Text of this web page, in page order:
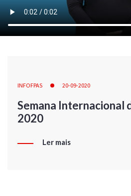
INFOFPAS 20-09-2020
Semana Internacional
2020
Ler mais